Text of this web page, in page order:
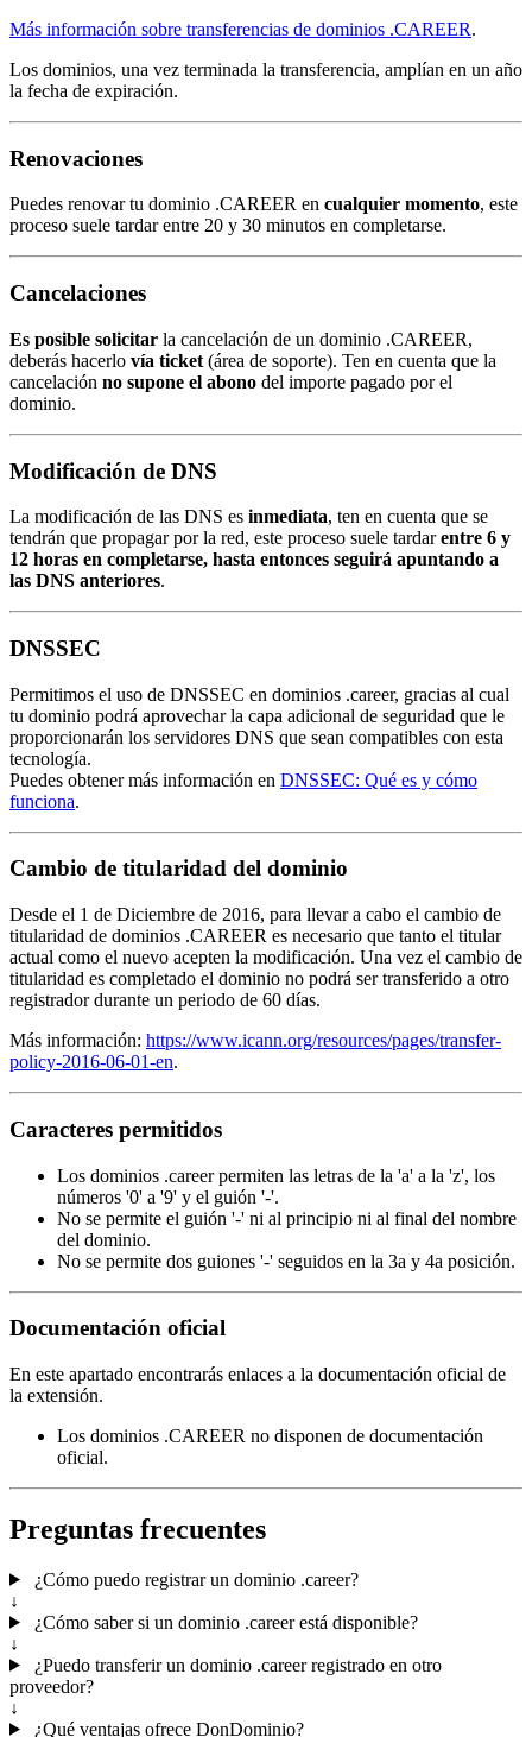
Más información sobre transferencias de dominios .CAREER.
Los dominios, una vez terminada la transferencia, amplían en un año
la fecha de expiración.
Renovaciones
Puedes renovar tu dominio .CAREER en cualquier momento, este
proceso suele tardar entre 20 y 30 minutos en completarse.
Cancelaciones
Es posible solicitar la cancelación de un dominio .CAREER,
deberás hacerlo vía ticket (área de soporte). Ten en cuenta que la
cancelación no supone el abono del importe pagado por el
dominio.
Modificación de DNS
La modificación de las DNS es inmediata, ten en cuenta que se
tendrán que propagar por la red, este proceso suele tardarentre 6 y
12 horas en completarse, hasta entonces seguirá apuntando a
las DNS anteriores.
DNSSEC
Permitimos el uso de DNSSEC en dominios .career, gracias al cual
tu dominio podrá aprovechar la capa adicional de seguridad que le
proporcionarán los servidores DNS que sean compatibles con esta
tecnología.
Puedes obtener más información en DNSSEC: Qué es y cómo
funciona.
Cambio de titularidad del dominio
Desde el 1 de Diciembre de 2016, para llevar a cabo el cambio de
titularidad de dominios .CAREER es necesario que tanto el titular
actual como el nuevo acepten la modificación. Una vez el cambio de
titularidad es completado el dominio no podrá ser transferido a otro
registrador durante un periodo de 60 días.
Más información: https://www.icann.org/resources/pages/transfer-
policy-2016-06-01-en.
Caracteres permitidos
Los dominios .career permiten las letras de la 'a' a la 'z', los
números '0' a '9' y el guión '-'.
No se permite el guión '-' ni al principio ni al final del nombre
del dominio.
No se permite dos guiones '-' seguidos en la 3a y 4a posición.
Documentación oficial
En este apartado encontrarás enlaces a la documentación oficial de
la extensión.
Los dominios .CAREER no disponen de documentación
oficial.
Preguntas frecuentes
¿Cómo puedo registrar un dominio .career?
↓
¿Cómo saber si un dominio .career está disponible?
↓
¿Puedo transferir un dominio .career registrado en otro
proveedor?
↓
¿Qué ventajas ofrece DonDominio?